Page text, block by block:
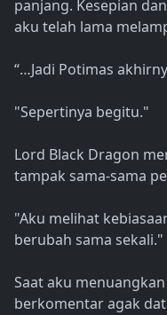
panjang. Kesepian
aku telah lama
“…Jadi Potimas
"Sepertinya begitu."
Lord Black Dragon
tampak sama-sama
"Aku melihat
berubah sama sekali."
Saat aku
berkomentar agak